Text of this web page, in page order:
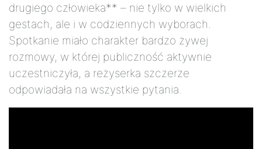
drugiego człowieka** – nie tylko w wielkich
gestach, ale i w codziennych wyborach.
Spotkanie miało charakter bardzo żywej
rozmowy, w której publiczność aktywnie
uczestniczyła, a reżyserka szczerze
odpowiadała na wszystkie pytania.